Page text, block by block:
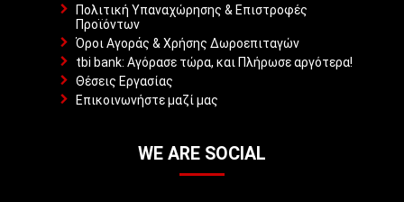
Πολιτική Υπαναχώρησης & Επιστροφές
Προϊόντων
Όροι Αγοράς & Χρήσης Δωροεπιταγών
tbi bank: Αγόρασε τώρα, και Πλήρωσε αργότερα!
Θέσεις Εργασίας
Επικοινωνήστε μαζί μας
WE ARE SOCIAL